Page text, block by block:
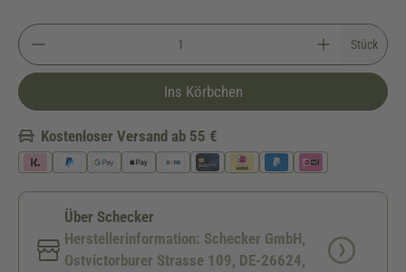
Stück
Ins Körbchen
Kostenloser Versand ab 55 €
Über Schecker
Herstellerinformation: Schecker GmbH,
Ostvictorburer Strasse 109, DE-26624,